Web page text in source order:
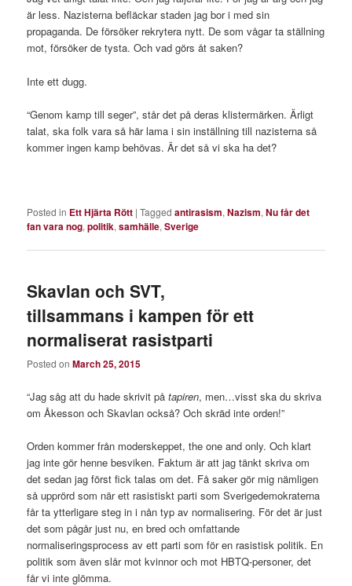
är less. Nazisterna befläckar staden jag bor i med sin
propaganda. De försöker rekrytera nytt. De som vågar ta ställning
mot, försöker de tysta. Och vad görs åt saken?
Inte ett dugg.
“Genom kamp till seger”, står det på deras klistermärken. Ärligt
talat, ska folk vara så här lama i sin inställning till nazisterna så
kommer ingen kamp behövas. Är det så vi ska ha det?
Posted in Ett Hjärta Rött |Tagged antirasism,Nazism,Nu får det
fan vara nog,politik,samhälle,Sverige
Skavlan och SVT,
tillsammans i kampen för ett
normaliserat rasistparti
Posted onMarch 25, 2015
“Jag såg att du hade skrivit påtapiren, men…visst ska du skriva
om Åkesson och Skavlan också? Och skräd inte orden!”
Orden kommer från moderskeppet, the one and only. Och klart
jag inte gör henne besviken. Faktum är att jag tänkt skriva om
det sedan jag först fick talas om det. Få saker gör mig nämligen
så upprörd som när ett rasistiskt parti som Sverigedemokraterna
får ta ytterligare steg in i nån typ av normalisering. För det är just
det som pågår just nu, en bred och omfattande
normaliseringsprocess av ett parti som för en rasistisk politik. En
politik som även slår mot kvinnor och mot HBTQ-personer, det
får vi inte glömma.